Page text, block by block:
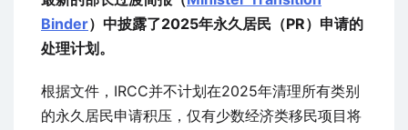
Binder）中披露了2025年永久居民（PR）申请的
处理计划。
根据文件，IRCC并不计划在2025年清理所有类别
的永久居民申请积压，仅有少数经济类移民项目将